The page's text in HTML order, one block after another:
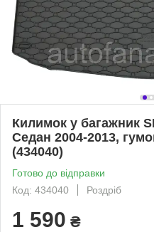
Килимок у багажник
Седан 2004-2013,
(434040)
Готово до відправки
Код: 434040
Роздріб
1 590 ₴